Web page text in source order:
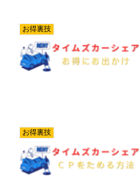
お得裏技
お得裏技